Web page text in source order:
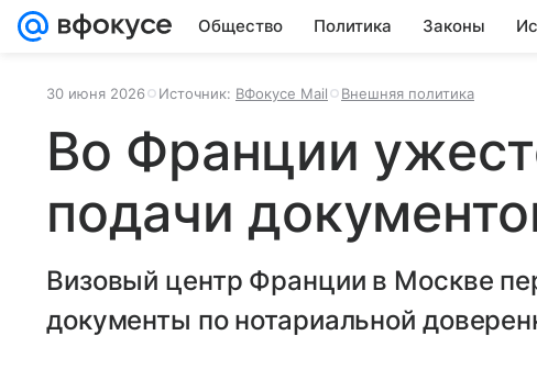
Общество Политика Законы
30 июня 2026 Источник: ВФокусе Mail Внешняя политика
Во Франции
подачи
Визовый центр Франции в Москве
документы по нотариальной